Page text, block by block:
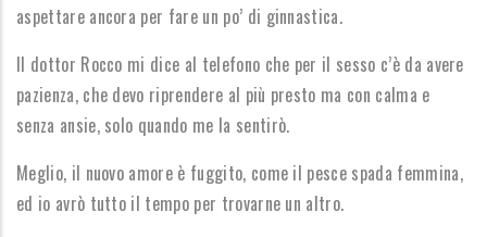
aspettare ancora per fare un po’ di ginnastica.
Il dottor Rocco mi dice al telefono che per il sesso c’è da avere
pazienza, che devo riprendere al più presto ma con calma e
senza ansie, solo quando me la sentirò.
Meglio, il nuovo amore è fuggito, come il pesce spada femmina,
ed io avrò tutto il tempo per trovarne un altro.